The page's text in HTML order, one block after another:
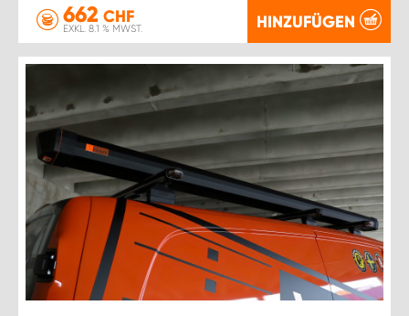
662 CHF
EXKL. 8.1 % MWST. HINZUFÜGEN